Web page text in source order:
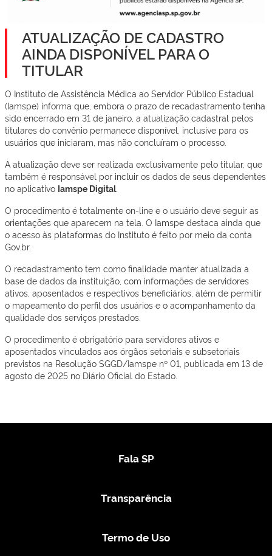
ATUALIZAÇÃO DE CADASTRO
AINDA DISPONÍVEL PARA O
TITULAR
O Instituto de Assistência Médica ao Servidor Público Estadual
(Iamspe) informa que, embora o prazo de recadastramento tenha
sido encerrado em 31 de janeiro, a atualização cadastral pelos
titulares do convênio permanece disponível, inclusive para os
usuários que iniciaram, mas não concluíram o processo.
A atualização deve ser realizada exclusivamente pelo titular, que
também é responsável por incluir os dados de seus dependentes
no aplicativo Iamspe Digital.
O procedimento é totalmente on-line e o usuário deve seguir as
orientações que aparecem na tela. O Iamspe destaca ainda que
o acesso às plataformas do Instituto é feito por meio da conta
Gov.br.
O recadastramento tem como finalidade manter atualizada a
base de dados da instituição, com informações de servidores
ativos, aposentados e respectivos beneficiários, além de permitir
o mapeamento do perfil dos usuários e o acompanhamento da
qualidade dos serviços prestados.
O procedimento é obrigatório para servidores ativos e
aposentados vinculados aos órgãos setoriais e subsetoriais
previstos na Resolução SGGD/Iamspe nº 01, publicada em 13 de
agosto de 2025 no Diário Oficial do Estado.
Fala SP
Transparência
Termo de Uso